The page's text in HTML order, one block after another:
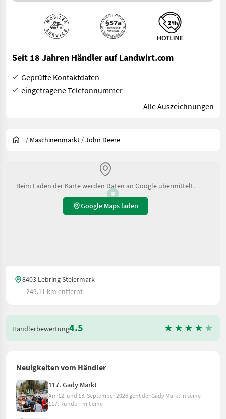
Seit 18 Jahren Händler auf Landwirt.com
Geprüfte Kontaktdaten
eingetragene Telefonnummer
Alle Auszeichnungen
/ Maschinenmarkt /John Deere
Beim Laden der Karte werden Daten an Google übermittelt.
Google Maps laden
8403 Lebring Steiermark
249.11 km entfernt
Händlerbewertung4.5
Neuigkeiten vom Händler
117. Gady Markt
Am 12. und 13. September 2026 geht der Gady Markt in seine
117. Runde – mit eine